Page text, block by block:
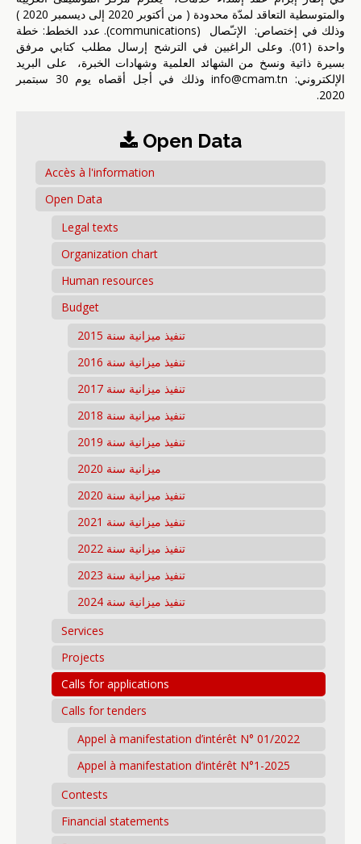
والمتوسطية التعاقد لمدّة محدودة ( من أكتوبر 2020 إلى ديسمبر 2020 )
وذلك في إختصاص: الإتـّصال (communications). عدد الخطط: خطة
واحدة (01). وعلى الراغبين في الترشح إرسال مطلب كتابي مرفق
بسيرة ذاتية ونسخ من الشهائد العلمية وشهادات الخبرة، على البريد
الإلكتروني: info@cmam.tn وذلك في أجل أقصاه يوم 30 سبتمبر
2020.
Open Data
Accès à l'information
Open Data
Legal texts
Organization chart
Human resources
Budget
تنفيذ ميزانية سنة 2015
تنفيذ ميزانية سنة 2016
تنفيذ ميزانية سنة 2017
تنفيذ ميزانية سنة 2018
تنفيذ ميزانية سنة 2019
ميزانية سنة 2020
تنفيذ ميزانية سنة 2020
تنفيذ ميزانية سنة 2021
تنفيذ ميزانية سنة 2022
تنفيذ ميزانية سنة 2023
تنفيذ ميزانية سنة 2024
Services
Projects
Calls for applications
Calls for tenders
Appel à manifestation d’intérêt N° 01/2022
Appel à manifestation d’intérêt N°1-2025
Contests
Financial statements